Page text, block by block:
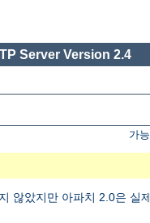
Server Version 2.4
가
않았지만 아파치 2.0은 실